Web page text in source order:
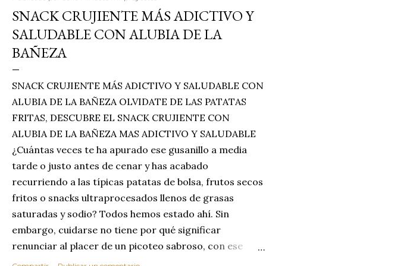
SNACK CRUJIENTE MÁS ADICTIVO Y
SALUDABLE CON ALUBIA DE LA
BAÑEZA
SNACK CRUJIENTE MÁS ADICTIVO Y SALUDABLE CON
ALUBIA DE LA BAÑEZA OLVIDATE DE LAS PATATAS
FRITAS, DESCUBRE EL SNACK CRUJIENTE CON
ALUBIA DE LA BAÑEZA MAS ADICTIVO Y SALUDABLE
¿Cuántas veces te ha apurado ese gusanillo a media
tarde o justo antes de cenar y has acabado
recurriendo a las típicas patatas de bolsa, frutos secos
fritos o snacks ultraprocesados llenos de grasas
saturadas y sodio? Todos hemos estado ahí. Sin
embargo, cuidarse no tiene por qué significar
renunciar al placer de un picoteo sabroso, con ese
toque tostado y crujiente que tanto nos satisface.